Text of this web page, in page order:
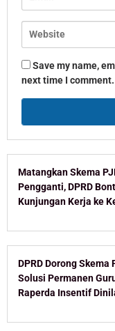
Save my name,
next time I comment.
Matangkan Skema
Pengganti, DPRD
Kunjungan Kerja ke
DPRD Dorong Skema
Solusi Permanen
Raperda Insentif